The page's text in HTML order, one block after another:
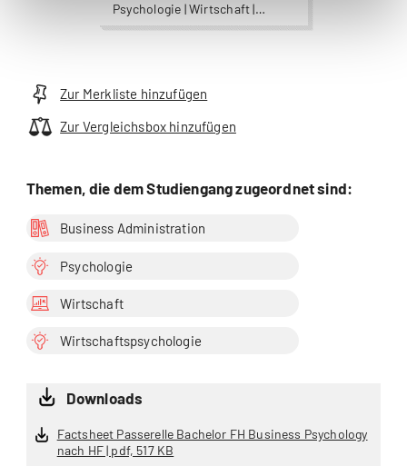
Psychologie | Wirtschaft |
Wirtschaftspsychologie
Zur Merkliste hinzufügen
Zur Vergleichsbox hinzufügen
Themen, die dem Studiengang zugeordnet sind:
Business Administration
Psychologie
Wirtschaft
Wirtschaftspsychologie
Downloads
Factsheet Passerelle Bachelor FH Business Psychology
nach HF | pdf, 517 KB